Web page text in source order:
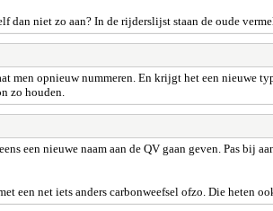
niet zo aan? In de rijderslijst staan de oude
men opnieuw nummeren. En krijgt het een nieuwe
zo houden.
een nieuwe naam aan de QV gaan geven. Pas
een net iets anders carbonweefsel ofzo. Die heten